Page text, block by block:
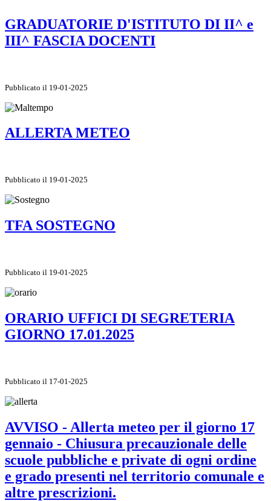
GRADUATORIE D'ISTITUTO DI II^ e
III^ FASCIA DOCENTI
Pubblicato il 19-01-2025
ALLERTA METEO
Pubblicato il 19-01-2025
TFA SOSTEGNO
Pubblicato il 19-01-2025
ORARIO UFFICI DI SEGRETERIA
GIORNO 17.01.2025
Pubblicato il 17-01-2025
AVVISO - Allerta meteo per il giorno 17
gennaio - Chiusura precauzionale delle
scuole pubbliche e private di ogni ordine
e grado presenti nel territorio comunale e
altre prescrizioni.